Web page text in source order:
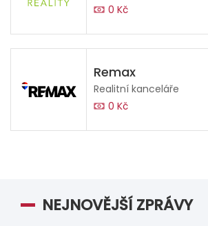
0 Kč
Remax
Realitní kanceláře
0 Kč
NEJNOVĚJŠÍ ZPRÁVY